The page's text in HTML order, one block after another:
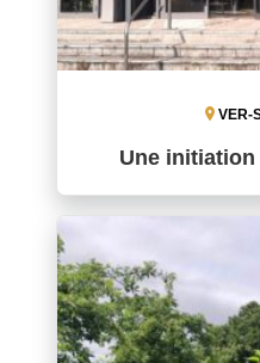
VER-
Une